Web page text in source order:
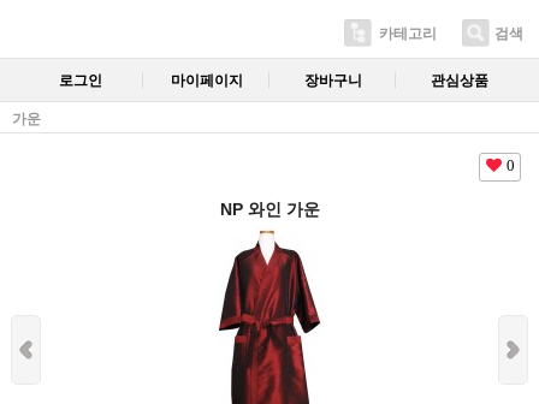
카테고리 검색
로그인 마이페이지 장바구니 관심상품
가운
0
NP 와인 가운